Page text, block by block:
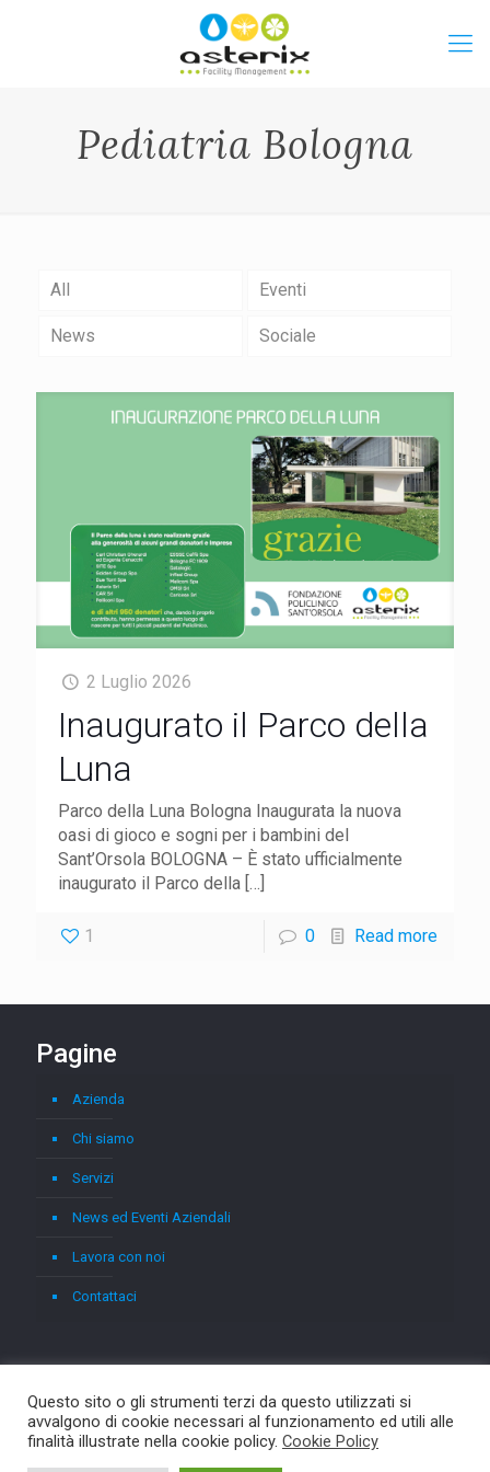
Pediatria Bologna
All Eventi
News Sociale
2 Luglio 2026
Inaugurato il Parco della
Luna
Parco della Luna Bologna Inaugurata la nuova
oasi di gioco e sogni per i bambini del
Sant’Orsola BOLOGNA – È stato ufficialmente
inaugurato il Parco della […]
1 0 Read more
Pagine
Azienda
Chi siamo
Servizi
News ed Eventi Aziendali
Lavora con noi
Contattaci
Questo sito o gli strumenti terzi da questo utilizzati si
avvalgono di cookie necessari al funzionamento ed utili alle
finalità illustrate nella cookie policy. Cookie Policy